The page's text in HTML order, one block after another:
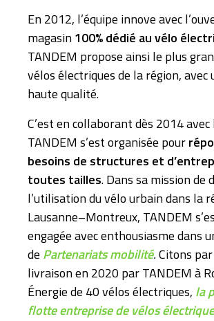
En 2012, l’équipe innove avec
magasin100% dédié au vélo
TANDEM propose ainsi le plus
vélos électriques de la région, avec
haute qualité.
C’est en collaborant dès 2014 avec
TANDEM s’est organisée pour
besoins de structures et
toutes tailles. Dans sa mission de
l’utilisation du vélo urbain dans la
Lausanne–Montreux, TANDEM
engagée avec enthousiasme dans
de Partenariats mobilité.Citons
livraison en 2020 par TANDEM à
Énergie de 40 vélos électriques, la
flotte entreprise de vélos